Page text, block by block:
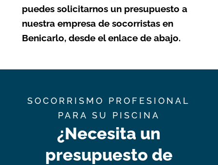
puedes solicitarnos un presupuesto a
nuestra empresa de socorristas en
Benicarlo, desde el enlace de abajo.
SOCORRISMO PROFESIONAL
PARA SU PISCINA
¿Necesita un
presupuesto de